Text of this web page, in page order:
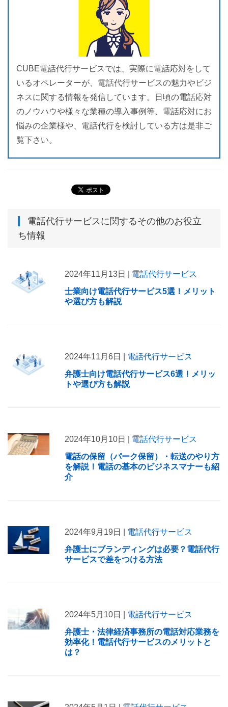
CUBE電話代行サービスでは、実際に電話応対をして
いるオペレーターが、電話代行サービスの魅力やビジ
ネスに関する情報を発信しています。日頃の電話応対
のノウハウや様々な業種の導入事例等、電話応対にお
悩みの企業様や、電話代行を検討している方は是非ご
覧下さい。
電話代行サービスに関するその他のお役立
ち情報
2024年11月13日 | 電話代行サービス
士業向け電話代行サービス5選！メリット
や選び方も解説
2024年11月6日 | 電話代行サービス
弁護士向け電話代行サービス6選！メリッ
トや選び方も解説
2024年10月10日 | 電話代行サービス
電話の保留（パーク保留）・転送のやり方
を解説！電話の基本のビジネスマナーも紹
介
2024年9月19日 | 電話代行サービス
弁護士にブランディングは必要？電話代行
サービスで差をつける方法
2024年5月10日 | 電話代行サービス
弁護士・法律経済事務所の電話対応業務を
効率化！電話代行サービスのメリットと
は？